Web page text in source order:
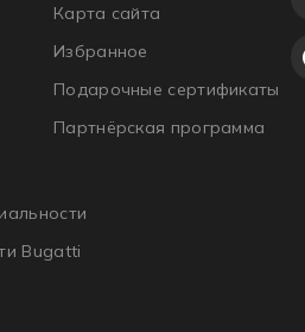
Bugatti
Карта сайта
Избранное
Подарочные сертификаты
Партнёрская программа